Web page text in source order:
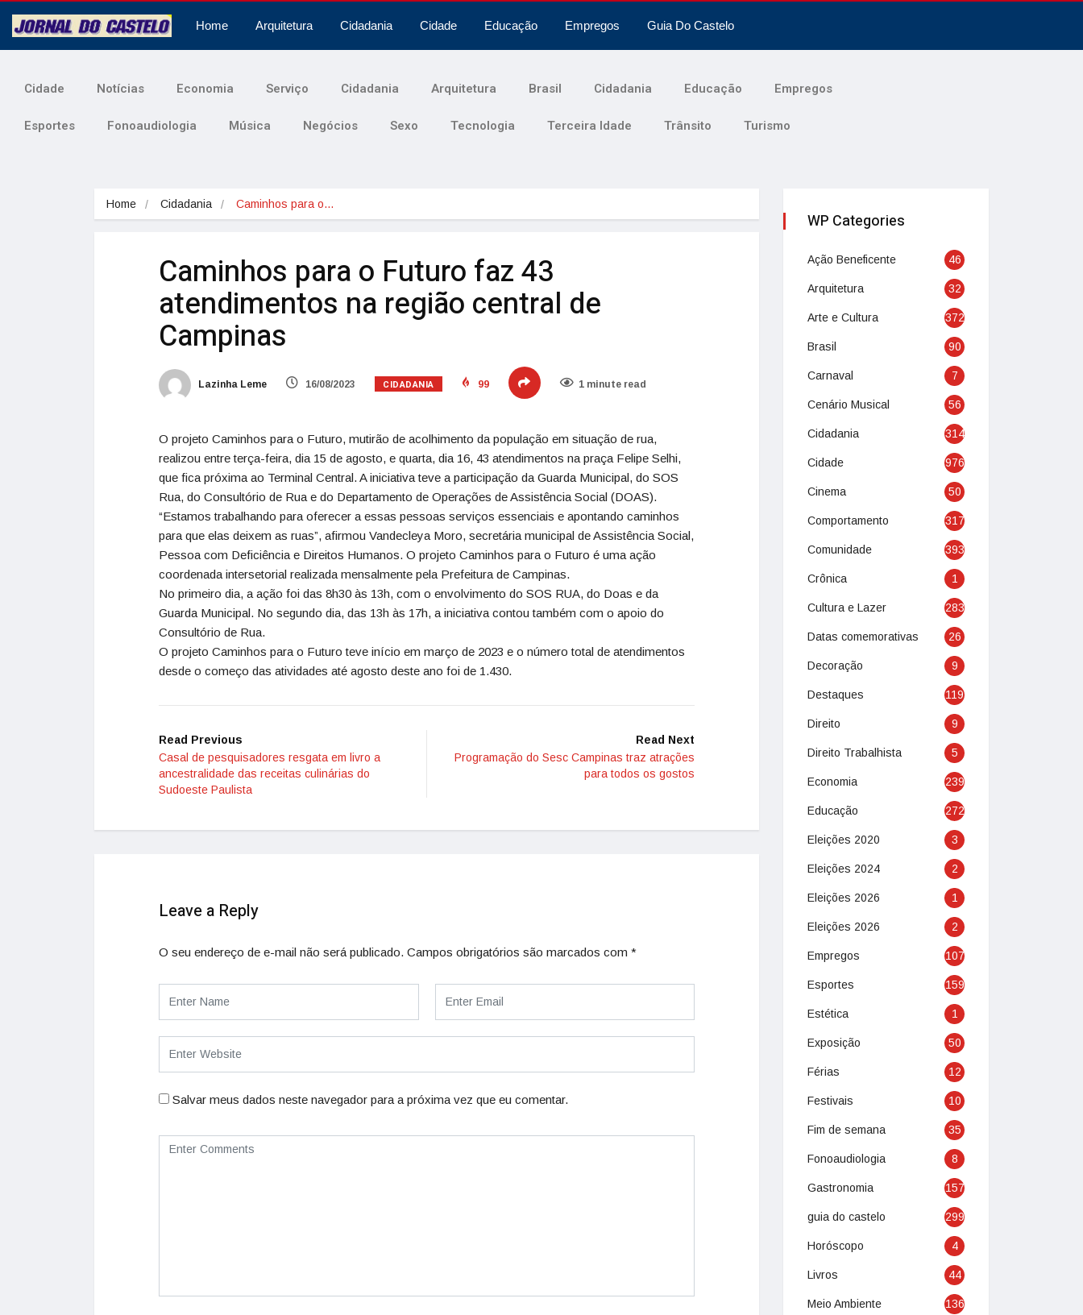
Home Arquitetura Cidadania Cidade Educação Empregos Guia Do Castelo
Cidade Notícias Economia Serviço Cidadania Arquitetura Brasil Cidadania Educação Empregos
Esportes Fonoaudiologia Música Negócios Sexo Tecnologia Terceira Idade Trânsito Turismo
Home Cidadania Caminhos para o…
Caminhos para o Futuro faz 43
atendimentos na região central de
Campinas
Lazinha Leme 16/08/2023 CIDADANIA 99 1 minute read
O projeto Caminhos para o Futuro, mutirão de acolhimento da população em situação de rua,
realizou entre terça-feira, dia 15 de agosto, e quarta, dia 16, 43 atendimentos na praça Felipe Selhi,
que fica próxima ao Terminal Central. A iniciativa teve a participação da Guarda Municipal, do SOS
Rua, do Consultório de Rua e do Departamento de Operações de Assistência Social (DOAS).
“Estamos trabalhando para oferecer a essas pessoas serviços essenciais e apontando caminhos
para que elas deixem as ruas”, afirmou Vandecleya Moro, secretária municipal de Assistência Social,
Pessoa com Deficiência e Direitos Humanos. O projeto Caminhos para o Futuro é uma ação
coordenada intersetorial realizada mensalmente pela Prefeitura de Campinas.
No primeiro dia, a ação foi das 8h30 às 13h, com o envolvimento do SOS RUA, do Doas e da
Guarda Municipal. No segundo dia, das 13h às 17h, a iniciativa contou também com o apoio do
Consultório de Rua.
O projeto Caminhos para o Futuro teve início em março de 2023 e o número total de atendimentos
desde o começo das atividades até agosto deste ano foi de 1.430.
Read Previous
Casal de pesquisadores resgata em livro a
ancestralidade das receitas culinárias do
Sudoeste Paulista
Read Next
Programação do Sesc Campinas traz atrações
para todos os gostos
Leave a Reply
O seu endereço de e-mail não será publicado. Campos obrigatórios são marcados com *
Salvar meus dados neste navegador para a próxima vez que eu comentar.
WP Categories
Ação Beneficente 46
Arquitetura 32
Arte e Cultura 372
Brasil 90
Carnaval 7
Cenário Musical 56
Cidadania 314
Cidade 976
Cinema 50
Comportamento 317
Comunidade 393
Crônica 1
Cultura e Lazer 283
Datas comemorativas 26
Decoração 9
Destaques 119
Direito 9
Direito Trabalhista 5
Economia 239
Educação 272
Eleições 2020 3
Eleições 2024 2
Eleições 2026 1
Eleições 2026 2
Empregos 107
Esportes 159
Estética 1
Exposição 50
Férias 12
Festivais 10
Fim de semana 35
Fonoaudiologia 8
Gastronomia 157
guia do castelo 299
Horóscopo 4
Livros 44
Meio Ambiente 136